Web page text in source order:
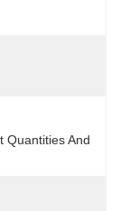
Quantities And